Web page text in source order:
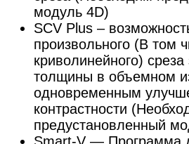
модуль 4D)
SCV Plus –
произвольного (В том
криволинейного)
толщины в объемном
одновременным
контрастности
предустановленный